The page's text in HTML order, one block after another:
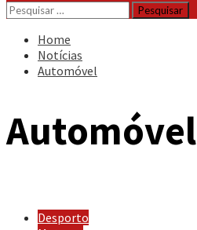
Pesquisar
por:
Home
Notícias
Automóvel
Automóvel
Desporto